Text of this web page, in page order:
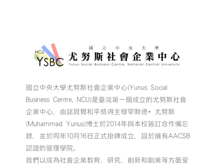
國立中央大學尤努斯社會企業中心(Yunus Social
Business Centre, NCU)是臺灣第一個成立的尤努斯社會
企業中心，由諾貝爾和平獎得主穆罕默德•尤努斯
(Muhammad Yunus)博士於2014年與本校簽訂合作備忘
錄，並於同年10月16日正式掛牌成立，設於擁有AACSB
認證的管理學院。
我們以成為社會企業教育、研究、創新和創業等方面受